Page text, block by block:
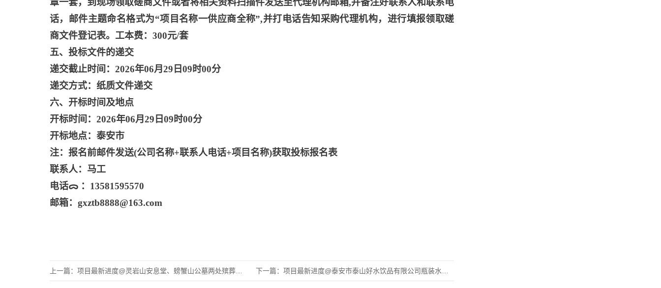
话，邮件主题命名格式为“项目名称一供应商全称”,并打电话告知采购代理机构，进行填报领取磋
商文件登记表。工本费：300元/套
五、投标文件的递交
递交截止时间： 2026年06月29日09时00分
递交方式：纸质文件递交
六、开标时间及地点
开标时间： 2026年06月29日09时00分
开标地点：泰安市
注：报名前邮件发送(公司名称+联系人电话+项目名称)获取投标报名表
联系人：马工
电话ᯅ‌ ：13581595570
邮箱： gxztb8888@163.com
上一篇： 项目最新进度@灵岩山安息堂、螃蟹山公墓两处殡葬设施委托第三方 下一篇：项目最新进度@泰安市泰山好水饮品有限公司瓶装水包装物材料采购